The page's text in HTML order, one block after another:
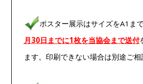
ポスター展示はサイズをA1まで
月30日までに1枚を当協会まで送付
ます。印刷できない場合は別途ご相